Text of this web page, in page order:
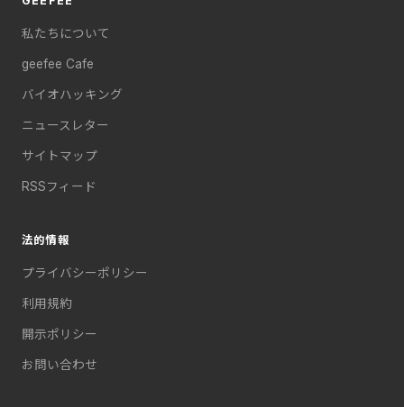
私たちについて
geefee Cafe
バイオハッキング
ニュースレター
サイトマップ
RSSフィード
法的情報
プライバシーポリシー
利用規約
開示ポリシー
お問い合わせ